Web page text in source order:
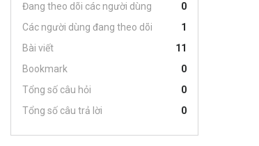
Đang theo dõi các người dùng
0
Các người dùng đang theo dõi
1
Bài viết
11
Bookmark
0
Tổng số câu hỏi
0
Tổng số câu trả lời
0